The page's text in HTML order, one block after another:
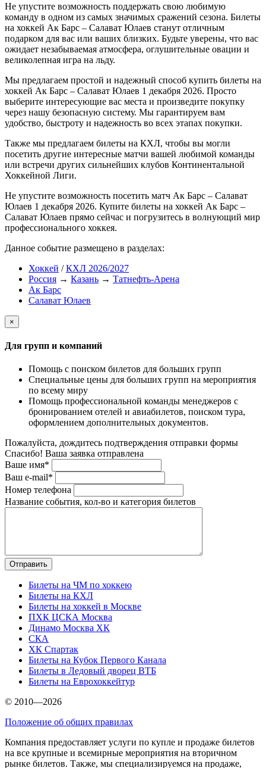
Не упустите возможность поддержать свою любимую
команду в одном из самых значимых сражений сезона. Билеты
на хоккей Ак Барс – Салават Юлаев станут отличным
подарком для вас или ваших близких. Будьте уверены, что вас
ожидает незабываемая атмосфера, оглушительные овации и
великолепная игра на льду.
Мы предлагаем простой и надежный способ купить билеты на
хоккей Ак Барс – Салават Юлаев 1 декабря 2026. Просто
выберите интересующие вас места и произведите покупку
через нашу безопасную систему. Мы гарантируем вам
удобство, быстроту и надежность во всех этапах покупки.
Также мы предлагаем билеты на КХЛ, чтобы вы могли
посетить другие интересные матчи вашей любимой команды
или встречи других сильнейших клубов Континентальной
Хоккейной Лиги.
Не упустите возможность посетить матч Ак Барс – Салават
Юлаев 1 декабря 2026. Купите билеты на хоккей Ак Барс –
Салават Юлаев прямо сейчас и погрузитесь в волнующий мир
профессионального хоккея.
Данное событие размещено в разделах:
Хоккей /КХЛ 2026/2027
Россия → Казань → Татнефть-Арена
Ак Барс
Салават Юлаев
×
Для групп и компаний
Помощь с поиском билетов для больших групп
Специальные цены для больших групп на мероприятия
по всему миру
Помощь профессиональной команды менеджеров с
бронированием отелей и авиабилетов, поиском тура,
оформлением дополнительных документов.
Пожалуйста, дождитесь подтверждения отправки формы
Спасибо! Ваша заявка отправлена
Ваше имя*
Ваш e-mail*
Номер телефона
Название события, кол-во и категория билетов
Билеты на ЧМ по хоккею
Билеты на КХЛ
Билеты на хоккей в Москве
ПХК ЦСКА Москва
Динамо Москва ХК
СКА
ХК Спартак
Билеты на Кубок Первого Канала
Билеты в Ледовый дворец ВТБ
Билеты на Еврохоккейтур
© 2010—2026
Положение об общих правилах
Компания предоставляет услуги по купле и продаже билетов
на все крупные и всемирные мероприятия на вторичном
рынке билетов. Также, мы специализируемся на продаже,